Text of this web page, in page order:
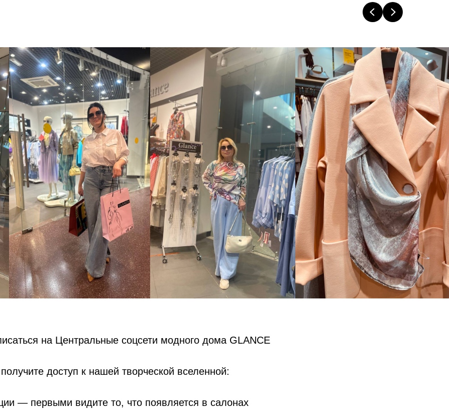
на Центральные соцсети модного дома GLANCE
доступ к нашей творческой вселенной:
— первыми видите то, что появляется в салонах